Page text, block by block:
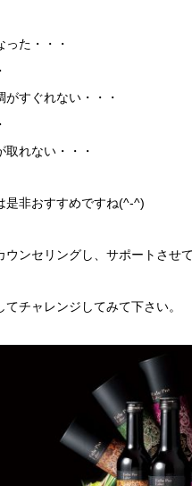
った・・・
がすぐれない・・・
取れない・・・
是非おすすめですね(^-^)
ウンセリングし、サポートさせ
てチャレンジしてみて下さい。